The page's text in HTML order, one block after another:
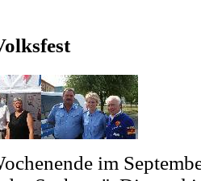
im